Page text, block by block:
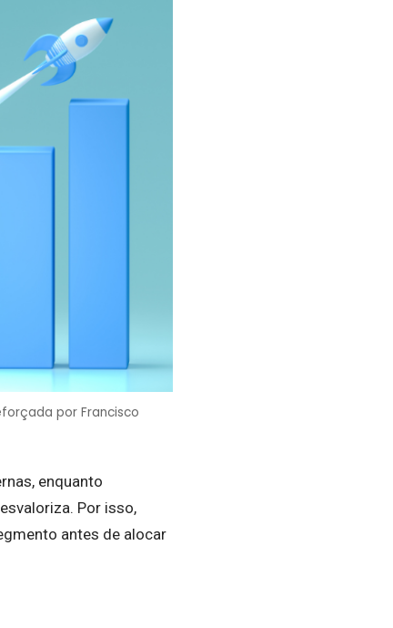
por Francisco
enquanto
Por isso,
antes de alocar